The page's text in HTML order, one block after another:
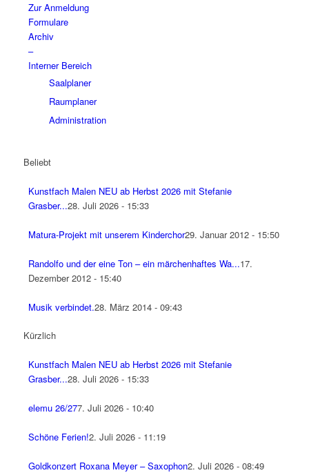
Zur Anmeldung
Formulare
Archiv
–
Interner Bereich
Saalplaner
Raumplaner
Administration
Beliebt
Kunstfach Malen NEU ab Herbst 2026 mit Stefanie
Grasber...28. Juli 2026 - 15:33
Matura-Projekt mit unserem Kinderchor29. Januar 2012 - 15:50
Randolfo und der eine Ton – ein märchenhaftes Wa...17.
Dezember 2012 - 15:40
Musik verbindet.28. März 2014 - 09:43
Kürzlich
Kunstfach Malen NEU ab Herbst 2026 mit Stefanie
Grasber...28. Juli 2026 - 15:33
elemu 26/277. Juli 2026 - 10:40
Schöne Ferien!2. Juli 2026 - 11:19
Goldkonzert Roxana Meyer – Saxophon2. Juli 2026 - 08:49